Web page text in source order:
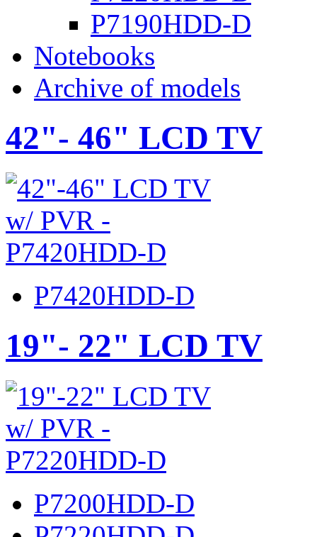
P7190HDD-D
Notebooks
Archive of models
42"- 46" LCD TV
P7420HDD-D
19"- 22" LCD TV
P7200HDD-D